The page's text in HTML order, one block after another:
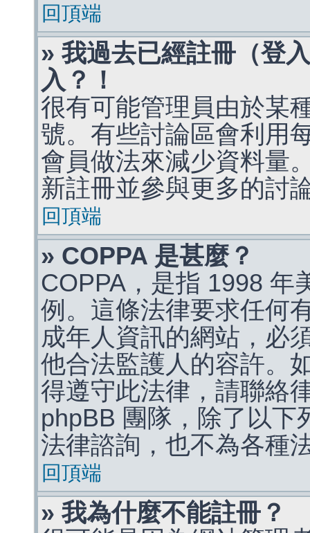
回頂端
» 我過去已經註冊（登
入？！
很有可能管理員由於某
號。有些討論區會利用
會員做法來減少資料量
新註冊並參與更多的討
回頂端
» COPPA 是甚麼？
COPPA，是指 1998 年
例。這條法律要求任何
成年人資訊的網站，必
他合法監護人的容許。
得遵守此法律，請聯絡
phpBB 團隊，除了以下
法律諮詢，也不為各種
回頂端
» 我為什麼不能註冊？